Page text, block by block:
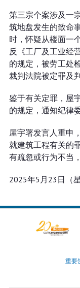
第三宗个案涉及一
筑地盘发生的致命
时，怀疑从楼面一
反《工厂及工业经
的规定，被劳工处
裁判法院被定罪及
鉴于有关定罪，屋
的规定，通知纪律
屋宇署发言人重申
就建筑工程有关的
有疏忽或行为不当
2025年5月23日（星
重要